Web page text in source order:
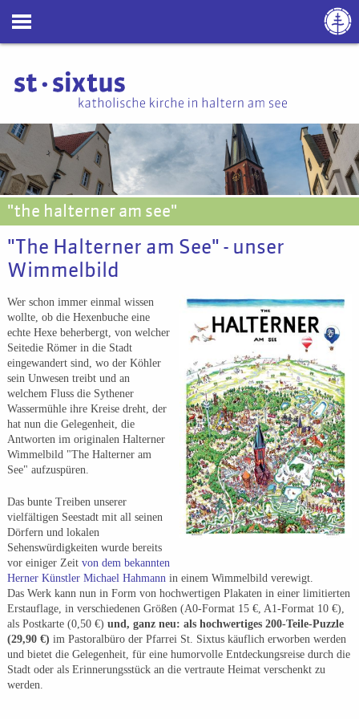
"the halterner am see"
"The Halterner am See" - unser
Wimmelbild
Wer schon immer einmal wissen
wollte, ob die Hexenbuche eine
echte Hexe beherbergt, von welcher
Seitedie Römer in die Stadt
eingewandert sind, wo der Köhler
sein Unwesen treibt und an
welchem Fluss die Sythener
Wassermühle ihre Kreise dreht, der
hat nun die Gelegenheit, die
Antworten im originalen Halterner
Wimmelbild "The Halterner am
See" aufzuspüren.
Das bunte Treiben unserer
vielfältigen Seestadt mit all seinen
Dörfern und lokalen
Sehenswürdigkeiten wurde bereits
vor einiger Zeitvon dem bekannten
Herner Künstler Michael Hahmann in einem Wimmelbild verewigt.
Das Werk kann nun in Form von hochwertigen Plakaten in einer limitierten
Erstauflage, in verschiedenen Größen (A0-Format 15 €, A1-Format 10 €),
als Postkarte (0,50 €) und, ganz neu: als hochwertiges 200-Teile-Puzzle
(29,90 €) im Pastoralbüro der Pfarrei St. Sixtus käuflich erworben werden
und bietet die Gelegenheit, für eine humorvolle Entdeckungsreise durch die
Stadt oder als Erinnerungsstück an die vertraute Heimat verschenkt zu
werden.